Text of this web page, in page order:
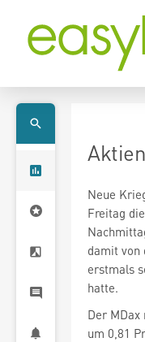
Neue
Freitag
damit von
erstmals
hatte.
Der MDax
um 0,81